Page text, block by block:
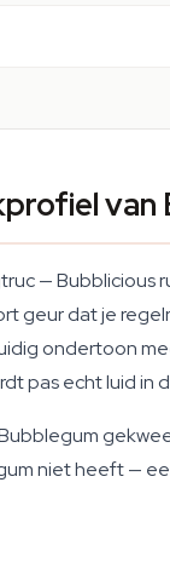
van
— Bubblicious
geur dat je
ondertoon
pas echt luid in
niet heeft —